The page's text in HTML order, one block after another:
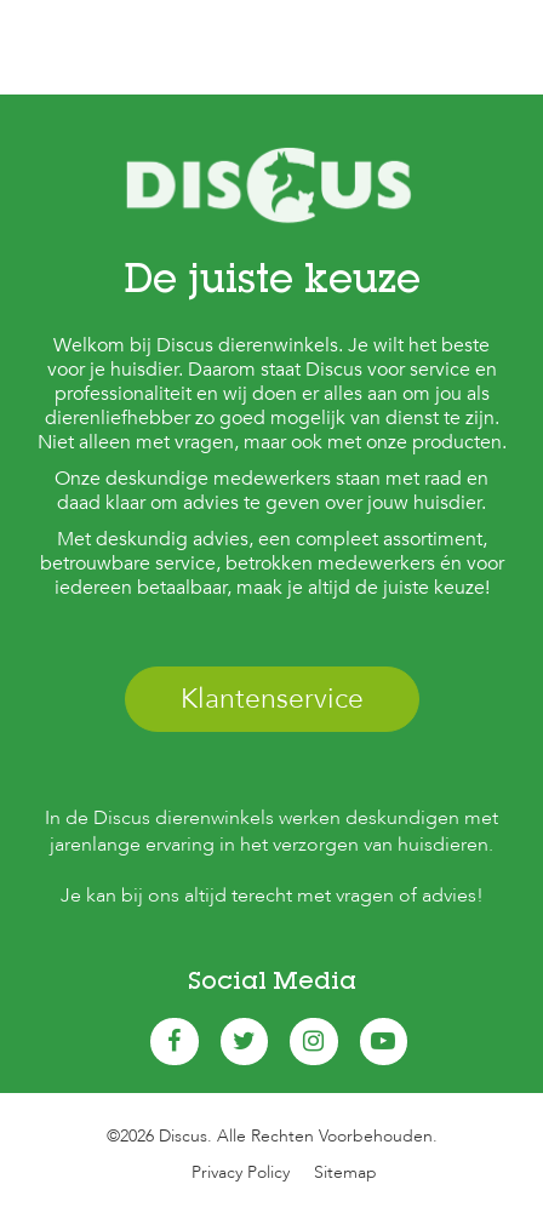
De juiste keuze
Welkom bij Discus dierenwinkels. Je wilt het beste
voor je huisdier. Daarom staat Discus voor service en
professionaliteit en wij doen er alles aan om jou als
dierenliefhebber zo goed mogelijk van dienst te zijn.
Niet alleen met vragen, maar ook met onze producten.
Onze deskundige medewerkers staan met raad en
daad klaar om advies te geven over jouw huisdier.
Met deskundig advies, een compleet assortiment,
betrouwbare service, betrokken medewerkers én voor
iedereen betaalbaar, maak je altijd de juiste keuze!
Klantenservice
In de Discus dierenwinkels werken deskundigen met
jarenlange ervaring in het verzorgen van huisdieren.
Je kan bij ons altijd terecht met vragen of advies!
Social Media
©2026 Discus. Alle Rechten Voorbehouden.
Privacy Policy
Sitemap